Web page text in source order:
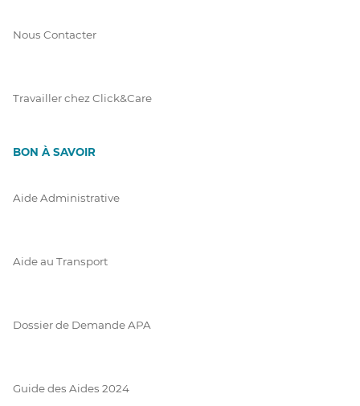
Nous Contacter
Travailler chez Click&Care
BON À SAVOIR
Aide Administrative
Aide au Transport
Dossier de Demande APA
Guide des Aides 2024